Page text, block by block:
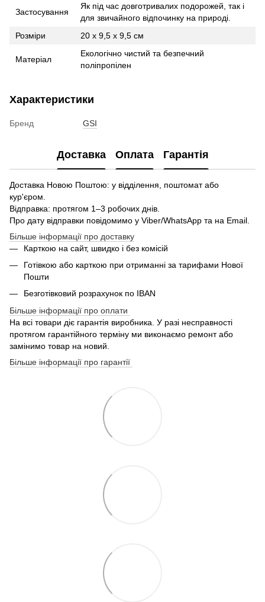
Застосування
Як під час довготривалих подорожей, так і
для звичайного відпочинку на природі.
Розміри
20 х 9,5 х 9,5 см
Матеріал
Екологічно чистий та безпечний
поліпропілен
Характеристики
Бренд GSI
Доставка Оплата Гарантія
Доставка Новою Поштою: у відділення, поштомат або
кур'єром.
Відправка: протягом 1–3 робочих днів.
Про дату відправки повідомимо у Viber/WhatsApp та на Email.
Більше інформації про доставку
Карткою на сайт, швидко і без комісій
Готівкою або карткою при отриманні за тарифами Нової
Пошти
Безготівковий розрахунок по IBAN
Більше інформації про оплати
На всі товари діє гарантія виробника. У разі несправності
протягом гарантійного терміну ми виконаємо ремонт або
замінимо товар на новий.
Більше інформації про гарантії